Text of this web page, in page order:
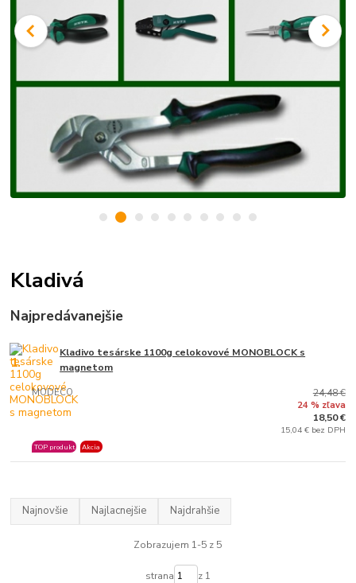
Kladivá
Najpredávanejšie
1.
Kladivo tesárske 1100g celokovové MONOBLOCK s
magnetom
MODECO
TOP produkt Akcia
24,48 €
24 % zľava
18,50 €
15,04 € bez DPH
Najnovšie Najlacnejšie Najdrahšie
Zobrazujem 1-5 z 5
strana z 1